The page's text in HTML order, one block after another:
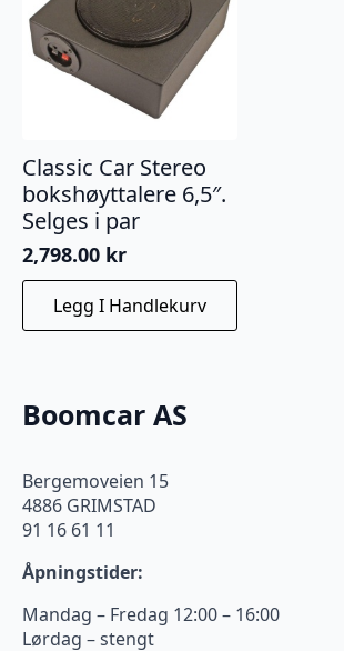
Classic Car Stereo
bokshøyttalere 6,5″.
Selges i par
2,798.00 kr
Legg I Handlekurv
Boomcar AS
Bergemoveien 15
4886 GRIMSTAD
91 16 61 11
Åpningstider:
Mandag – Fredag 12:00 – 16:00
Lørdag – stengt